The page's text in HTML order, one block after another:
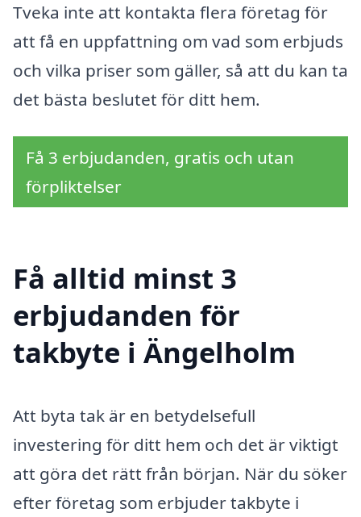
Tveka inte att kontakta flera företag för
att få en uppfattning om vad som erbjuds
och vilka priser som gäller, så att du kan ta
det bästa beslutet för ditt hem.
Få 3 erbjudanden, gratis och utan
förpliktelser
Få alltid minst 3
erbjudanden för
takbyte i Ängelholm
Att byta tak är en betydelsefull
investering för ditt hem och det är viktigt
att göra det rätt från början. När du söker
efter företag som erbjuder takbyte i